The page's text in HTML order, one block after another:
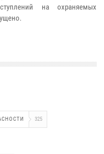
на охраняемых
325